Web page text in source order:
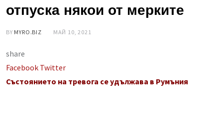
отпуска някои от мерките
BY MYRO.BIZ МАЙ 10, 2021
share
Facebook TwitterLinkedIn
Whatsapp
Share
via
Състоянието на тревога се удължава в Румъния